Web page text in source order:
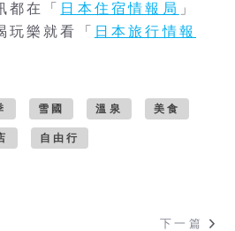
在「 日本住宿情報局 」
樂就看「
日本旅行情報
雪國 溫泉 美食
自由行
下一篇